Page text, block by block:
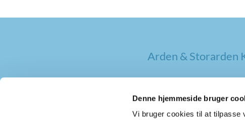
Denne hjemmeside bruger
Vi bruger cookies til at tilpasse
Arden & Storarden